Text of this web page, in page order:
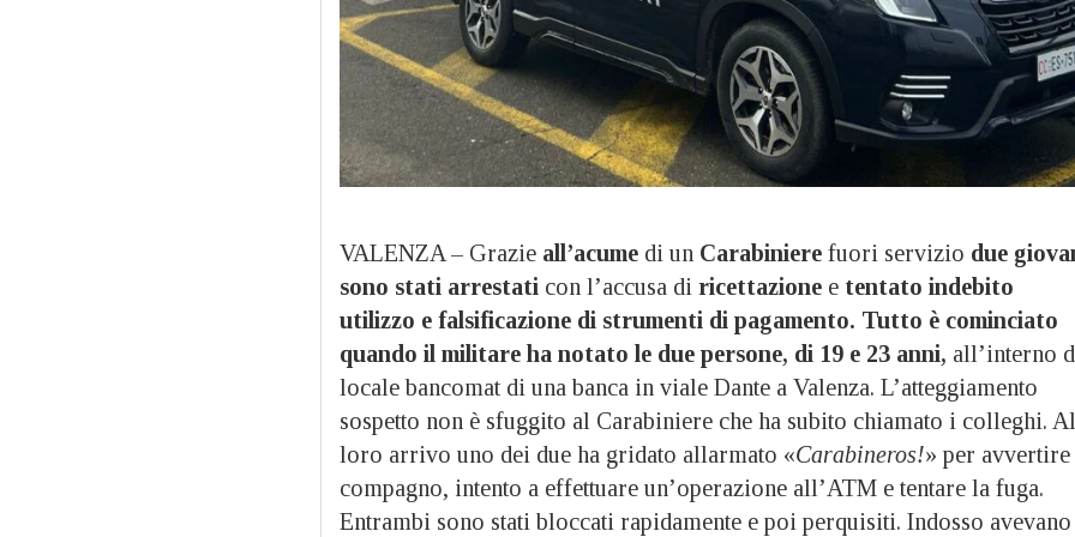
VALENZA – Grazie all’acume di un Carabiniere fuori servizio due
sono stati arrestati con l’accusa di ricettazione e tentato indebito
utilizzo e falsificazione di strumenti di pagamento. Tutto è cominciato
quando il militare ha notato le due persone, di 19 e 23 anni, all’interno
locale bancomat di una banca in viale Dante a Valenza. L’atteggiamento
sospetto non è sfuggito al Carabiniere che ha subito chiamato i colleghi. Al
loro arrivo uno dei due ha gridato allarmato «Carabineros!» per
compagno, intento a effettuare un’operazione all’ATM e tentare la fuga.
Entrambi sono stati bloccati rapidamente e poi perquisiti. Indosso avevano